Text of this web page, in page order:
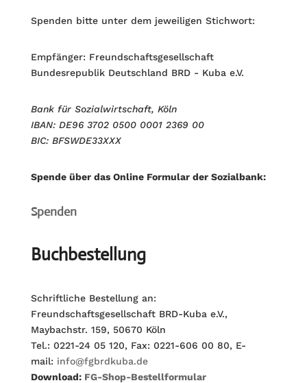
Spenden bitte unter dem jeweiligen Stichwort:
Empfänger: Freundschaftsgesellschaft
Bundesrepublik Deutschland BRD - Kuba e.V.
Bank für Sozialwirtschaft, Köln
IBAN: DE96 3702 0500 0001 2369 00
BIC: BFSWDE33XXX
Spende über das Online Formular der Sozialbank:
Spenden
Buchbestellung
Schriftliche Bestellung an:
Freundschaftsgesellschaft BRD-Kuba e.V.,
Maybachstr. 159, 50670 Köln
Tel.: 0221-24 05 120, Fax: 0221-606 00 80, E-
mail: info@fgbrdkuba.de
Download: FG-Shop-Bestellformular